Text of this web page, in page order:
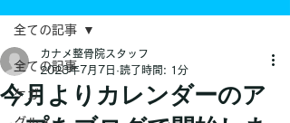
全ての記事
ケガ
全ての記事
今月よりカレンダーのア
カナメ整骨院スタッフ
2023年7月7日 読了時間: 1分